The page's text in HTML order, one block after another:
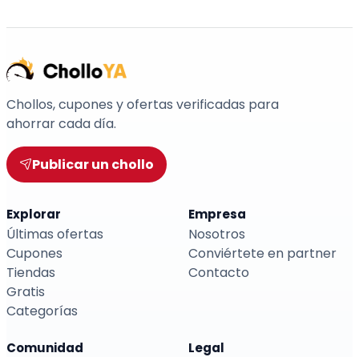
Chollos, cupones y ofertas verificadas para
ahorrar cada día.
Publicar un chollo
Explorar
Últimas ofertas
Cupones
Tiendas
Gratis
Categorías
Empresa
Nosotros
Conviértete en partner
Contacto
Comunidad Legal